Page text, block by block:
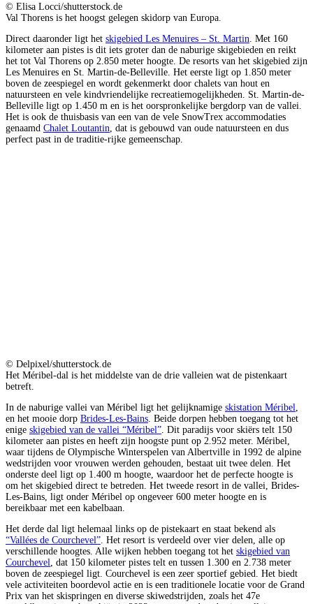
© Elisa Locci/shutterstock.de
Val Thorens is het hoogst gelegen skidorp van Europa.
Direct daaronder ligt het skigebied Les Menuires – St. Martin. Met 160
kilometer aan pistes is dit iets groter dan de naburige skigebieden en reikt
het tot Val Thorens op 2.850 meter hoogte. De resorts van het skigebied zijn
Les Menuires en St. Martin-de-Belleville. Het eerste ligt op 1.850 meter
boven de zeespiegel en wordt gekenmerkt door chalets van hout en
natuursteen en vele kindvriendelijke recreatiemogelijkheden. St. Martin-de-
Belleville ligt op 1.450 m en is het oorspronkelijke bergdorp van de vallei.
Het is ook de thuisbasis van een van de vele SnowTrex accommodaties
genaamd Chalet Loutantin, dat is gebouwd van oude natuursteen en dus
perfect past in de traditie-rijke gemeenschap.
© Delpixel/shutterstock.de
Het Méribel-dal is het middelste van de drie valleien wat de pistenkaart
betreft.
In de naburige vallei van Méribel ligt het gelijknamige skistation Méribel,
en het mooie dorp Brides-Les-Bains. Beide dorpen hebben toegang tot het
enige skigebied van de vallei “Méribel”. Dit paradijs voor skiërs telt 150
kilometer aan pistes en heeft zijn hoogste punt op 2.952 meter. Méribel,
waar tijdens de Olympische Winterspelen van Albertville in 1992 de alpine
wedstrijden voor vrouwen werden gehouden, bestaat uit twee delen. Het
onderste deel ligt op 1.400 m hoogte, waardoor het de perfecte hoogte is
om het skigebied direct te betreden. Het tweede resort in de vallei, Brides-
Les-Bains, ligt onder Méribel op ongeveer 600 meter hoogte en is
bereikbaar met een kabelbaan.
Het derde dal ligt helemaal links op de pistekaart en staat bekend als
“Vallées de Courchevel”. Het resort is verdeeld over vier delen, alle op
verschillende hoogtes. Alle wijken hebben toegang tot het skigebied van
Courchevel, dat 150 kilometer pistes telt en tussen 1.300 en 2.738 meter
boven de zeespiegel ligt. Courchevel is een zeer sportief gebied. Het biedt
vele activiteiten boordevol actie en is een traditionele locatie voor de Grand
Prix van het skispringen en diverse skiwedstrijden, zoals het 47e